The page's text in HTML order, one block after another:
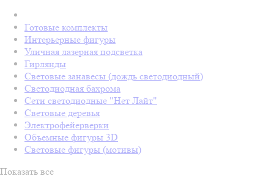
Готовые комплекты
Интерьерные фигуры
Уличная лазерная подсветка
Гирлянды
Световые занавесы (дождь светодиодный)
Светодиодная бахрома
Сети светодиодные "Нет Лайт"
Световые деревья
Электрофейерверки
Объемные фигуры 3D
Световые фигуры (мотивы)
Показать все